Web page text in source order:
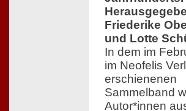
Friederike
und Lotte
In dem im
im Neofelis
erschienenen
Sammelband
Autor*innen